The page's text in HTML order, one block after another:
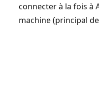
connecter à la fois à
machine (principal